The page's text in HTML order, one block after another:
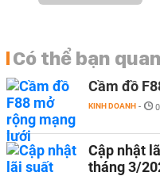
Có thể bạn
Cầm đồ
KINH DOANH -
Cập nhật
tháng 3/